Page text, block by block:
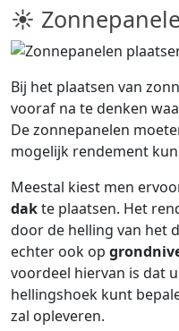
☀
Bij het plaatsen van
vooraf na te denken
De zonnepanelen
mogelijk rendement
Meestal kiest men
dakte plaatsen. Het
door de helling van het
echter ook op
voordeel hiervan is dat
hellingshoek kunt
zal opleveren.